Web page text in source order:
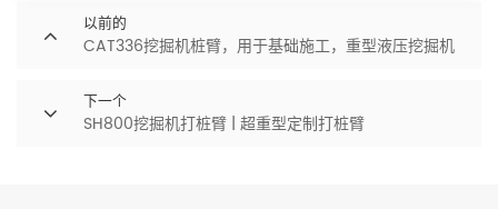
以前的
CAT336挖掘机桩臂，用于基础施工，重型液压挖掘机
下一个
SH800挖掘机打桩臂 | 超重型定制打桩臂